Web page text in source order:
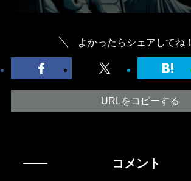
よかったらシェアしてね！
URLをコピーする
コメント